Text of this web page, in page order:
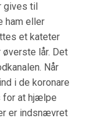
gives til
ham eller
et kateter
lår. Det
Når
i de koronare
for at hjælpe
er indsnævret